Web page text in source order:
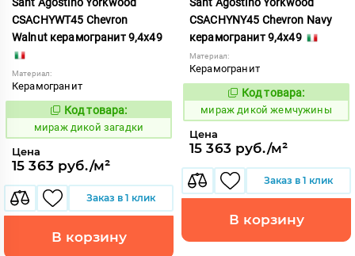
CSACHYWT45 Chevron
Walnut керамогранит 9,4x49
Материал:
Керамогранит
987527
Код товара:
мираж дикой загадки
Цена
15 363 руб./м²
Заказ в 1 клик
В корзину
CSACHYNY45 Chevron Navy
керамогранит 9,4x49
Материал:
Керамогранит
987526
Код товара:
мираж дикой жемчужины
Цена
15 363 руб./м²
Заказ в 1 клик
В корзину